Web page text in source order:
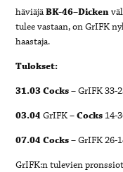
häviäjäBK-46–Dicken
tulee vastaan, on GrIFK
haastaja.
Tulokset:
31.03Cocks– GrIFK33-
03.04 GrIFK –Cocks14-
07.04 Cocks– GrIFK26-
GrIFK:n tulevien